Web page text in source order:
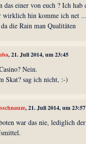
das einer von euch ? Ich hab
wirklich hin komme ich net
die Rain man Qualitäten
, 21. Juli 2014, um 23:45
Nein.
Skat? sag ich nicht, :-)
, 21. Juli 2014, um 23:57
war das nie, lediglich